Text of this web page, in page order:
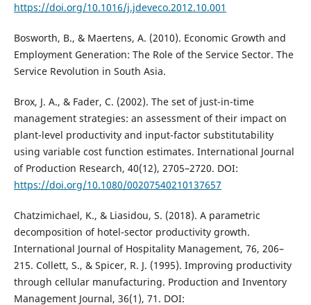
https://doi.org/10.1016/j.jdeveco.2012.10.001
Bosworth, B., & Maertens, A. (2010). Economic Growth and
Employment Generation: The Role of the Service Sector. The
Service Revolution in South Asia.
Brox, J. A., & Fader, C. (2002). The set of just-in-time
management strategies: an assessment of their impact on
plant-level productivity and input-factor substitutability
using variable cost function estimates. International Journal
of Production Research, 40(12), 2705–2720. DOI:
https://doi.org/10.1080/00207540210137657
Chatzimichael, K., & Liasidou, S. (2018). A parametric
decomposition of hotel-sector productivity growth.
International Journal of Hospitality Management, 76, 206–
215. Collett, S., & Spicer, R. J. (1995). Improving productivity
through cellular manufacturing. Production and Inventory
Management Journal, 36(1), 71. DOI: